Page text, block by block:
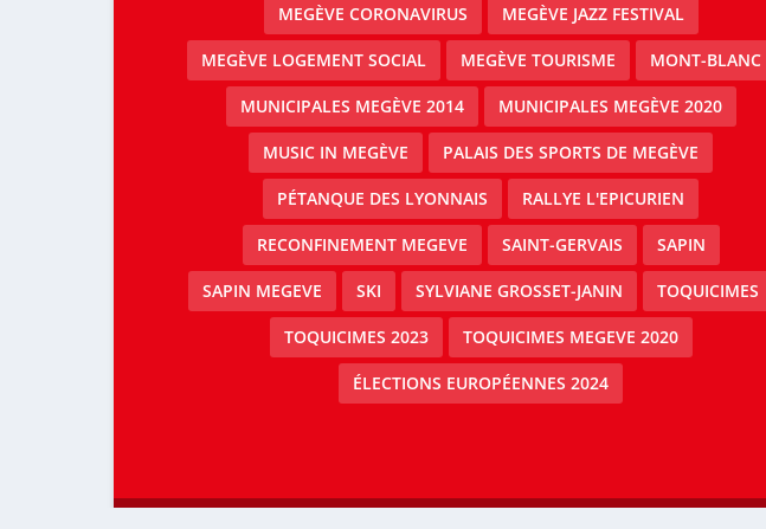
MEGÈVE CORONAVIRUS MEGÈVE JAZZ FESTIVAL
MEGÈVE LOGEMENT SOCIAL MEGÈVE TOURISME MONT-BLANC
MUNICIPALES MEGÈVE 2014 MUNICIPALES MEGÈVE 2020
MUSIC IN MEGÈVE PALAIS DES SPORTS DE MEGÈVE
PÉTANQUE DES LYONNAIS RALLYE L'EPICURIEN
RECONFINEMENT MEGEVE SAINT-GERVAIS SAPIN
SAPIN MEGEVE SKI SYLVIANE GROSSET-JANIN TOQUICIMES
TOQUICIMES 2023 TOQUICIMES MEGEVE 2020
ÉLECTIONS EUROPÉENNES 2024